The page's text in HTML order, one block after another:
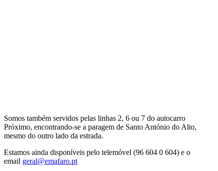
Somos também servidos pelas linhas 2, 6 ou 7 do autocarro
Próximo, encontrando-se a paragem de Santo António do Alto,
mesmo do outro lado da estrada.
Estamos ainda disponíveis pelo telemóvel (96 604 0 604) e o
email geral@emafaro.pt